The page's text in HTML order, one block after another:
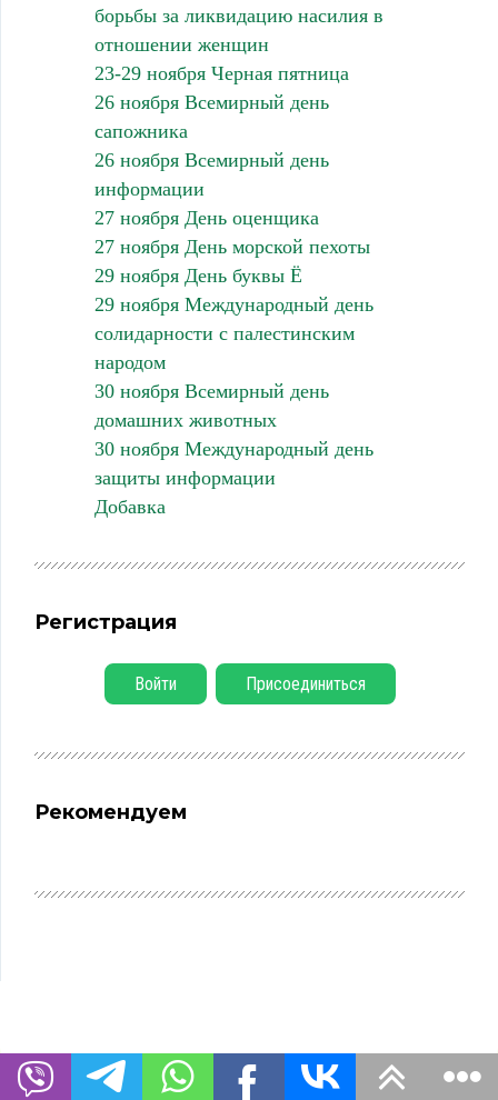
борьбы за ликвидацию насилия в
отношении женщин
23-29 ноября Черная пятница
26 ноября Всемирный день
сапожника
26 ноября Всемирный день
информации
27 ноября День оценщика
27 ноября День морской пехоты
29 ноября День буквы Ё
29 ноября Международный день
солидарности с палестинским
народом
30 ноября Всемирный день
домашних животных
30 ноября Международный день
защиты информации
Добавка
Регистрация
Войти Присоединиться
Рекомендуем